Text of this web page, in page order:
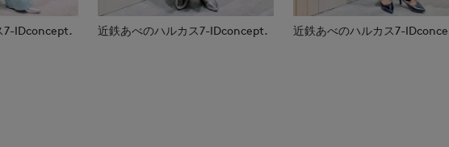
7-IDconcept. 近鉄あべのハルカス7-IDconcept. 近鉄あべのハルカス7-